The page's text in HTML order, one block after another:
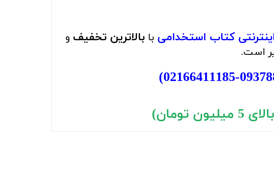
کتاب استخدامی با بالاترین تخفیف و
است.
-
02166411185
)